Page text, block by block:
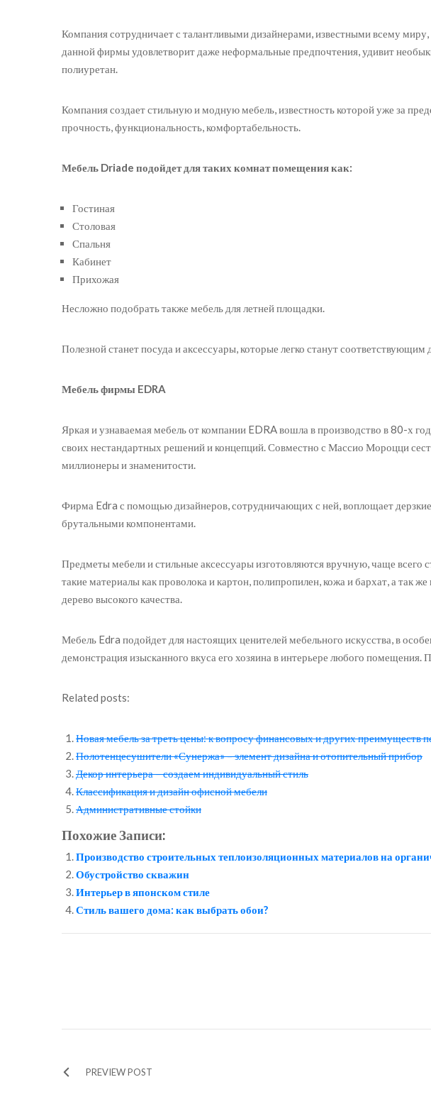
Компания сотрудничает с талантливыми дизайнерами, известными всему
данной фирмы удовлетворит даже неформальные предпочтения, удивит
полиуретан.
Компания создает стильную и модную мебель, известность которой уже за
прочность, функциональность, комфортабельность.
Мебель Driade подойдет для таких комнат помещения как:
Гостиная
Столовая
Спальня
Кабинет
Прихожая
Несложно подобрать также мебель для летней площадки.
Полезной станет посуда и аксессуары, которые легко станут соответствующим
Мебель фирмы EDRA
Яркая и узнаваемая мебель от компании EDRA вошла в производство в 80-х
своих нестандартных решений и концепций. Совместно с Массио Мороцци
миллионеры и знаменитости.
Фирма Edra с помощью дизайнеров, сотрудничающих с ней, воплощает
брутальными компонентами.
Предметы мебели и стильные аксессуары изготовляются вручную, чаще всего
такие материалы как проволока и картон, полипропилен, кожа и бархат, а так
дерево высокого качества.
Мебель Edra подойдет для настоящих ценителей мебельного искусства, в
демонстрация изысканного вкуса его хозяина в интерьере любого
Related posts:
Новая мебель за треть цены: к вопросу финансовых и других преимуществ
Полотенцесушители «Сунержа» – элемент дизайна и отопительный прибор
Декор интерьера – создаем индивидуальный стиль
Классификация и дизайн офисной мебели
Административные стойки
Похожие Записи:
Производство строительных теплоизоляционных материалов на
Обустройство скважин
Интерьер в японском стиле
Стиль вашего дома: как выбрать обои?
PREVIEW POST